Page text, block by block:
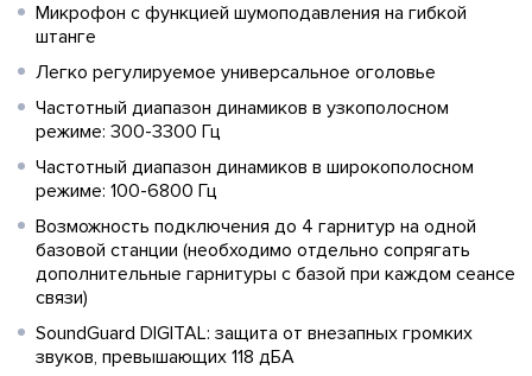
Микрофон с функцией шумоподавления на гибкой
штанге
Легко регулируемое универсальное оголовье
Частотный диапазон динамиков в узкополосном
режиме: 300-3300 Гц
Частотный диапазон динамиков в широкополосном
режиме: 100-6800 Гц
Возможность подключения до 4 гарнитур на одной
базовой станции (необходимо отдельно сопрягать
дополнительные гарнитуры с базой при каждом сеансе
связи)
SoundGuard DIGITAL: защита от внезапных громких
звуков, превышающих 118 дБА